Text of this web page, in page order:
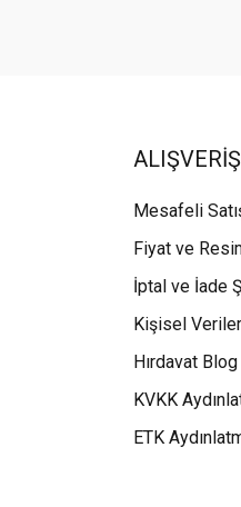
ALIŞVERİŞ
Mesafeli
Fiyat ve
İptal ve İade
Kişisel
Hırdavat Blog
KVKK
ETK